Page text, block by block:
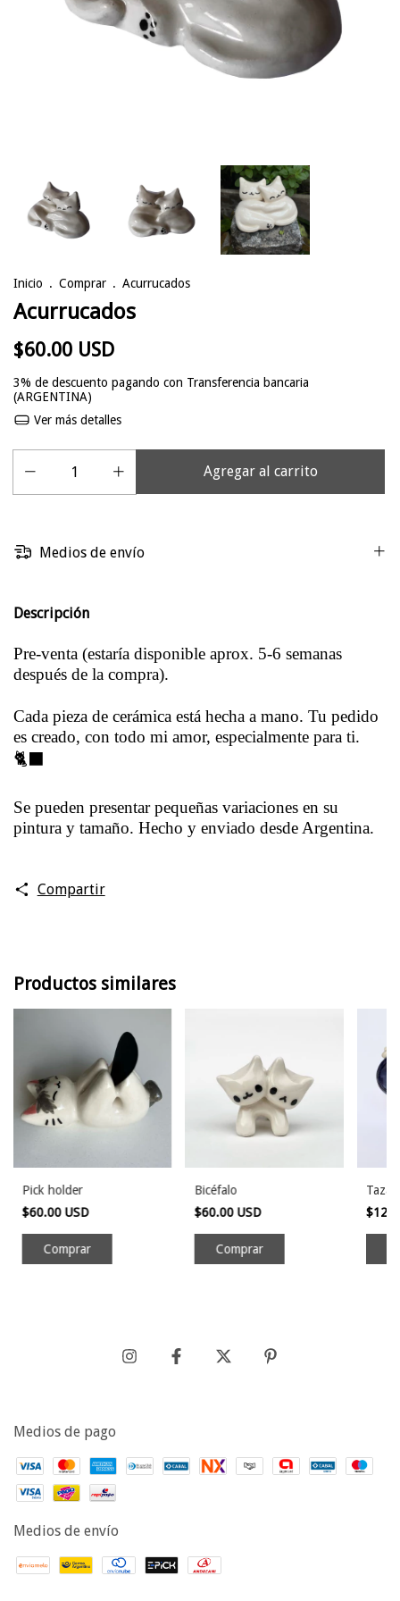
Inicio . Comprar . Acurrucados
Acurrucados
$60.00 USD
3% de descuento pagando con Transferencia bancaria
(ARGENTINA)
Ver más detalles
Medios de envío
Descripción
Pre-venta (estaría disponible aprox. 5-6 semanas
después de la compra).
Cada pieza de cerámica está hecha a mano. Tu pedido
es creado, con todo mi amor, especialmente para ti.
🐈‍⬛
Se pueden presentar pequeñas variaciones en su
pintura y tamaño. Hecho y enviado desde Argentina.
Compartir
Productos similares
Pick holder
$60.00 USD
Bicéfalo
$60.00 USD
Taza
Medios de pago
Medios de envío